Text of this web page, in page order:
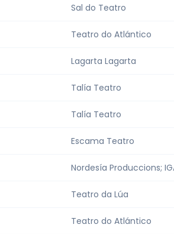
Sal do Teatro
Teatro do Atlántico
Lagarta Lagarta
Talía Teatro
Talía Teatro
Escama Teatro
Nordesía Produccions;
Teatro da Lúa
Teatro do Atlántico